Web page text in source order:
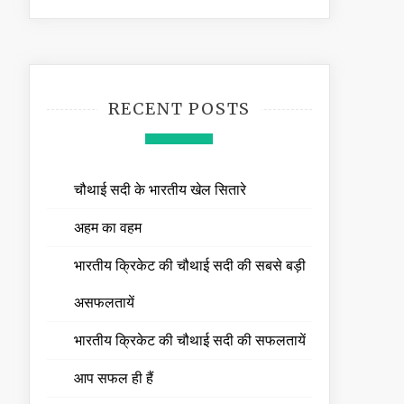
RECENT POSTS
चौथाई सदी के भारतीय खेल सितारे
अहम का वहम
भारतीय क्रिकेट की चौथाई सदी की सबसे बड़ी
असफलतायें
भारतीय क्रिकेट की चौथाई सदी की सफलतायें
आप सफल ही हैं